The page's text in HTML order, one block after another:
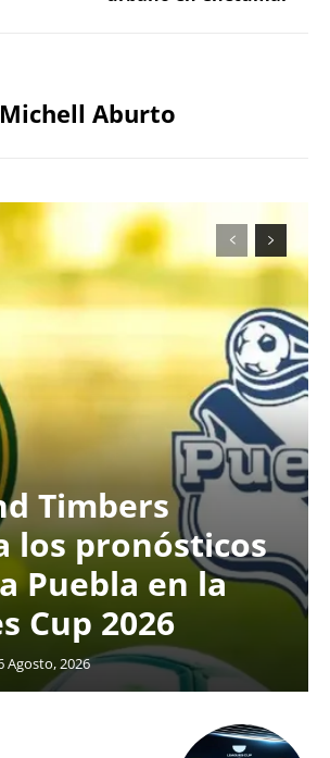
Michell Aburto
Timbers
los pronósticos
Puebla en la
Cup 2026
Agosto, 2026